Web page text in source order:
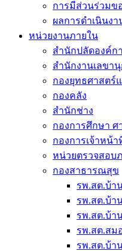
การมีส่วนร่วมข
ผลการดำเนินงา
หน่วยงานภายใน
สำนักปลัดองค์ก
สำนักงานเลขา
กองยุทธศาสตร์
กองคลัง
สำนักช่าง
กองการศึกษา
กองการเจ้าหน้า
หน่วยตรวจสอบ
กองสาธารณสุข
รพ.สต.บ้า
รพ.สต.บ้า
รพ.สต.บ้า
รพ.สต.สม
รพ.สต.บ้า